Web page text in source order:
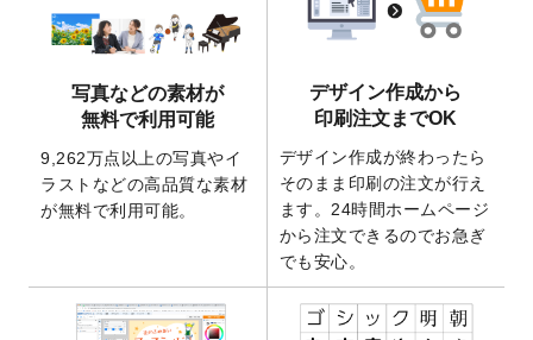
2025/12/22
【新商品】アクリルキーホルダーが作成で
きるようになりました！
2025/12/22
2026年版4月始まりのカレンダーデザイン
テンプレート
を公開いたしました。
開いたしました。
2025/9/30
【新商品】クリアファイルバッグ が作成で
きるようになりました！
2026年午年の年賀状デザインテンプレート
を公開いたしました。
2025/9/10
喪中はがき・寒中見舞いのデザインテンプ
写真などの素材が
無料で利用可能
9,262万点以上の写真やイ
ラストなどの高品質な素材
が無料で利用可能。
デザイン作成から
印刷注文までOK
デザイン作成が終わったら
そのまま印刷の注文が行え
ます。24時間ホームページ
から注文できるのでお急ぎ
でも安心。